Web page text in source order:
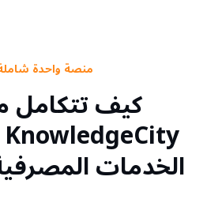
منصة واحدة
كيف تتكامل
الخدمات